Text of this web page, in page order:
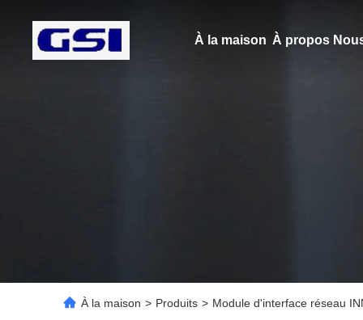
À la maison À propos
À la maison > Produits > Module d'interface réseau